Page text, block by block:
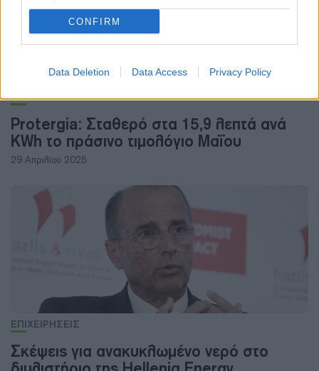
CONFIRM
Data Deletion Data Access Privacy Policy
ΗΛΕΚΤΡΙΣΜΟΣ
Protergia: Σταθερό στα 15,9 λεπτά ανά
KWh το πράσινο τιμολόγιο Μαΐου
29 Απριλίου 2025
ΕΠΙΧΕΙΡΗΣΕΙΣ
Σκέψεις για ανακυκλωμένο νερό στο